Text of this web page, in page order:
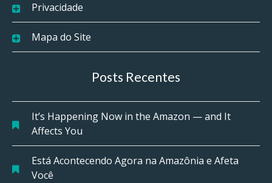
Privacidade
Mapa do Site
Posts Recentes
It’s Happening Now in the Amazon — and It
Affects You
Está Acontecendo Agora na Amazônia e Afeta
Você